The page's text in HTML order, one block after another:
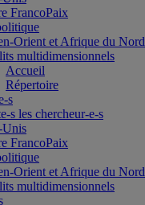
FrancoPaix
Orient et Afrique du Nord
multidimensionnels
Accueil
Répertoire
s
s les chercheur-e-s
Unis
FrancoPaix
Orient et Afrique du Nord
multidimensionnels